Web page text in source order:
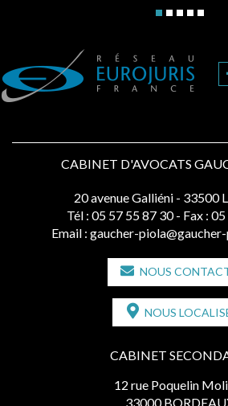
CABINET D'AVOCATS
20 avenue Galliéni - 33500
Tél : 05 57 55 87 30 - Fax :
Email : gaucher-
NOUS
NOUS
CABINET
12 rue Poquelin
33000